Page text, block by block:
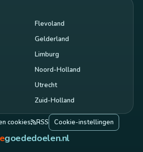
Flevoland
Gelderland
Limburg
Noord-Holland
Utrecht
Zuid-Holland
cookies RSS Cookie-instellingen
goededoelen.nl